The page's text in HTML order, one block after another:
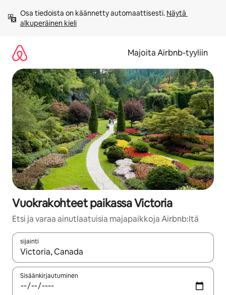
sisältö
väliin
Osa tiedoista on käännetty automaattisesti. Näytä
alkuperäinen kieli
Majoita Airbnb-tyyliin
Vuokrakohteet paikassa Victoria
Etsi ja varaa ainutlaatuisia majapaikkoja Airbnb:ltä
sijainti
Kun tulokset ovat saatavilla, navigoi ylös- ja alas-
Sisäänkirjautuminen